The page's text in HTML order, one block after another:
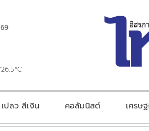
เปลว สีเงิน คอลัมนิสต์ เศรษ